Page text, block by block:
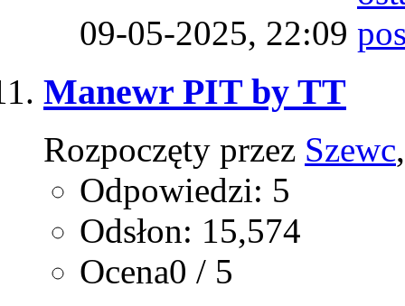
09-05-2025, 22:09
Manewr PIT by TT
Rozpoczęty przez Szewc
Odpowiedzi: 5
Odsłon: 15,574
Ocena0 / 5